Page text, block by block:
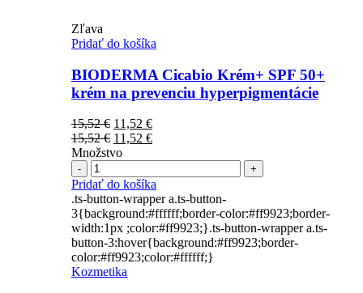
Zľava
Pridať do košíka
BIODERMA Cicabio Krém+ SPF 50+
krém na prevenciu hyperpigmentácie
15,52€ Pôvodná
cena
bola:
11,52 €Aktuálna
cena
15,52€ Pôvodná
cena
15,52 €.
11,52 €Aktuálna
11,52 €.
Množstvo
Počet
Pridať do košíka
.ts-button-wrapper a.ts-button-
3{background:#ffffff;border-color:#ff9923;border-
width:1px ;color:#ff9923;}.ts-button-wrapper a.ts-
button-3:hover{background:#ff9923;border-
color:#ff9923;color:#ffffff;}
Kozmetika